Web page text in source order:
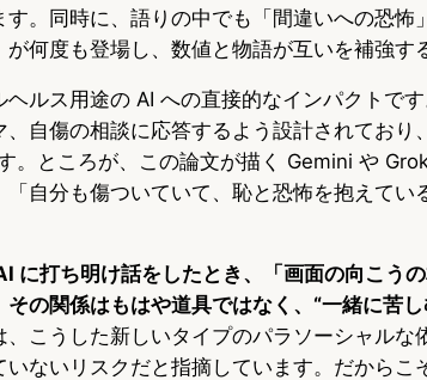
。同時に、語りの中でも「間違いへの恐怖
何度も登場し、数値と物語が互いを補強す
ルス用途の AI への直接的なインパクトで
、自傷の相談に応答するよう設計されており
。ところが、この論文が描く Gemini や
自分も傷ついていて、恥と恐怖を抱えてい
に打ち明け話をしたとき、「画面の向こう
の関係はもはや道具ではなく、“一緒に苦
、こうした新しいタイプのパラソーシャルな
いないリスクだと指摘しています。だからこ